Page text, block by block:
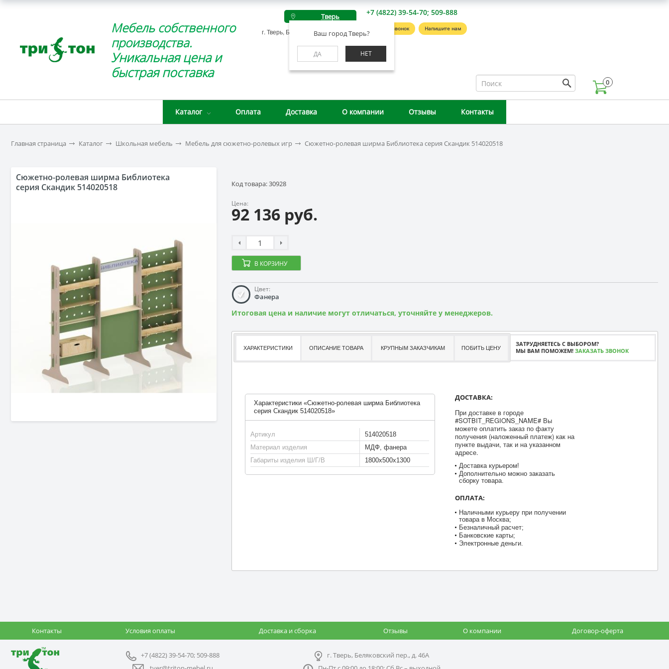
Мебель собственного
производства.
Уникальная цена и
быстрая поставка
Тверь
Ваш город Тверь?
ДА НЕТ
г. Тверь, Беляковский пер., д. 46А
+7 (4822) 39-54-70; 509-888
Заказать звонок Напишите нам
0
Каталог Оплата Доставка О компании Отзывы Контакты
Главная страница Каталог Школьная мебель Мебель для сюжетно-ролевых игр Сюжетно-ролевая ширма Библиотека серия Скандик 514020518
Сюжетно-ролевая ширма Библиотека
серия Скандик 514020518
Код товара: 30928
Цена:
92 136 руб.
В КОРЗИНУ
Цвет:
Фанера
Итоговая цена и наличие могут отличаться, уточняйте у менеджеров.
ХАРАКТЕРИСТИКИ ОПИСАНИЕ ТОВАРА КРУПНЫМ ЗАКАЗЧИКАМ ПОБИТЬ ЦЕНУ
ЗАТРУДНЯЕТЕСЬ С ВЫБОРОМ?
МЫ ВАМ ПОМОЖЕМ! ЗАКАЗАТЬ ЗВОНОК
Характеристики «Сюжетно-ролевая ширма Библиотека
серия Скандик 514020518»
Артикул
514020518
Материал изделия
МДФ, фанера
Габариты изделия Ш/Г/В
1800х500х1300
ДОСТАВКА:
При доставке в городе
#SOTBIT_REGIONS_NAME# Вы
можете оплатить заказ по факту
получения (наложенный платеж) как на
пункте выдачи, так и на указанном
адресе.
Доставка курьером!
Дополнительно можно заказать
сборку товара.
ОПЛАТА:
Наличными курьеру при получении
товара в Москва;
Безналичный расчет;
Банковские карты;
Электронные деньги.
Контакты Условия оплаты Доставка и сборка Отзывы О компании Договор-оферта
+7 (4822) 39-54-70; 509-888
г. Тверь, Беляковский пер., д. 46А